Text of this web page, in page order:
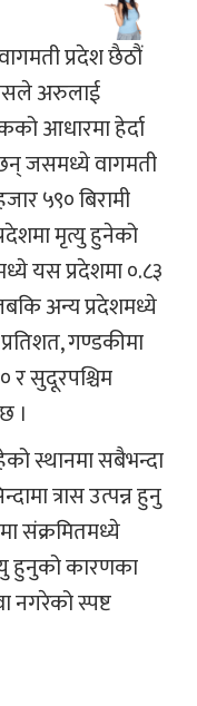
प्रदेश छैठौं
अरुलाई
आधारमा हेर्दा
जसमध्ये वागमती
५९० बिरामी
मृत्यु हुनेको
यस प्रदेशमा ०.८३
अन्य प्रदेशमध्ये
गण्डकीमा
र सुदूरपश्चिम
।
स्थानमा सबैभन्दा
त्रास उत्पन्न हुनु
संक्रमितमध्ये
हुनुको कारणका
स्पष्ट